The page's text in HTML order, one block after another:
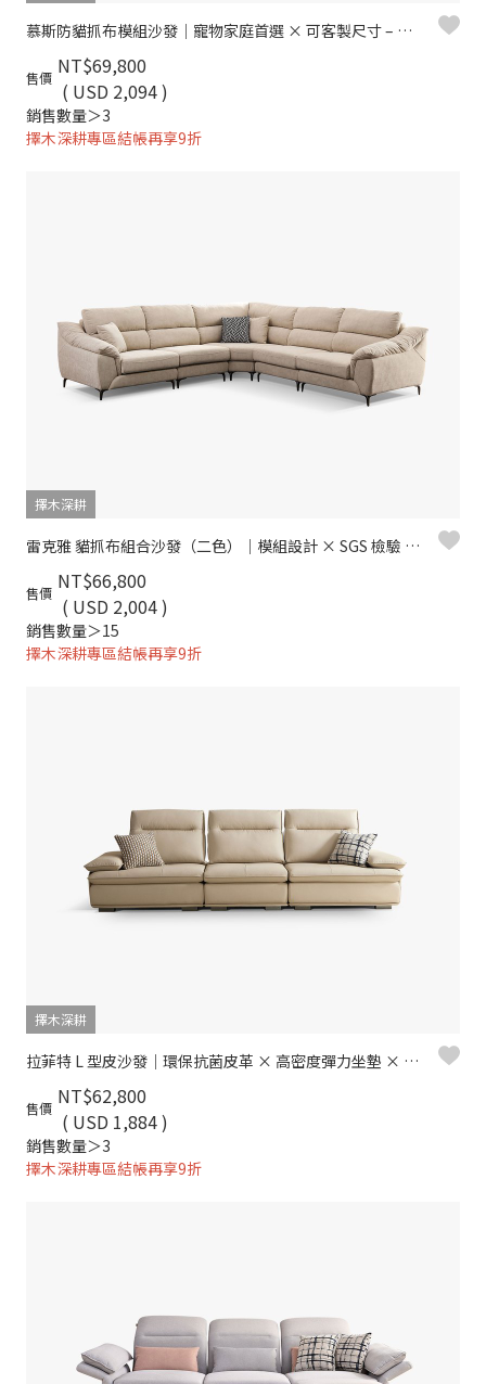
慕斯防貓抓布模組沙發｜寵物家庭首選 × 可客製尺寸 – 擇木深耕
售價 NT$69,800
( USD 2,094 )
銷售數量＞3
擇木深耕專區結帳再享9折
擇木深耕
雷克雅 貓抓布組合沙發（二色）｜模組設計 × SGS 檢驗 × 耐磨防潑水 – 擇木深耕
售價 NT$66,800
( USD 2,004 )
銷售數量＞15
擇木深耕專區結帳再享9折
擇木深耕
拉菲特 L 型皮沙發｜環保抗菌皮革 × 高密度彈力坐墊 × 十年骨架保固 – 擇木深耕系列
售價 NT$62,800
( USD 1,884 )
銷售數量＞3
擇木深耕專區結帳再享9折